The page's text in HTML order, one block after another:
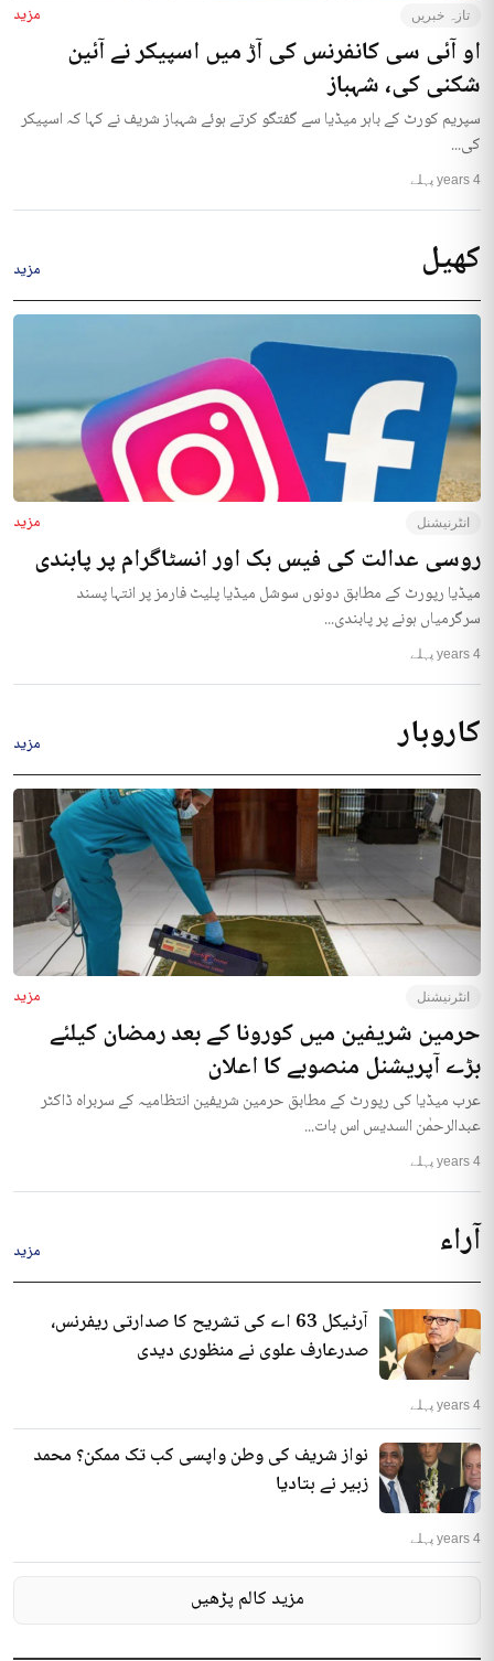
تازہ خبریں مزید
او آئی سی کانفرنس کی آڑ میں اسپیکر نے آئین
شکنی کی، شہباز
سپریم کورٹ کے باہر میڈیا سے گفتگو کرتے ہوئے شہباز شریف نے کہا کہ اسپیکر
کی...
4 years پہلے
کھیل مزید
انٹرنیشنل مزید
روسی عدالت کی فیس بک اور انسٹاگرام پر پابندی
میڈیا رپورٹ کے مطابق دونوں سوشل میڈیا پلیٹ فارمز پر انتہا پسند
سرگرمیاں ہونے پر پابندی...
4 years پہلے
کاروبار مزید
انٹرنیشنل مزید
حرمین شریفین میں کورونا کے بعد رمضان کیلئے
بڑے آپریشنل منصوبے کا اعلان
عرب میڈیا کی رپورٹ کے مطابق حرمین شریفین انتظامیہ کے سربراہ ڈاکٹر
عبدالرحمٰن السدیس اس بات...
4 years پہلے
آراء مزید
آرٹیکل 63 اے کی تشریح کا صدارتی ریفرنس،
صدرعارف علوی نے منظوری دیدی
4 years پہلے
نواز شریف کی وطن واپسی کب تک ممکن؟ محمد
زبیر نے بتادیا
4 years پہلے
مزید کالم پڑھیں